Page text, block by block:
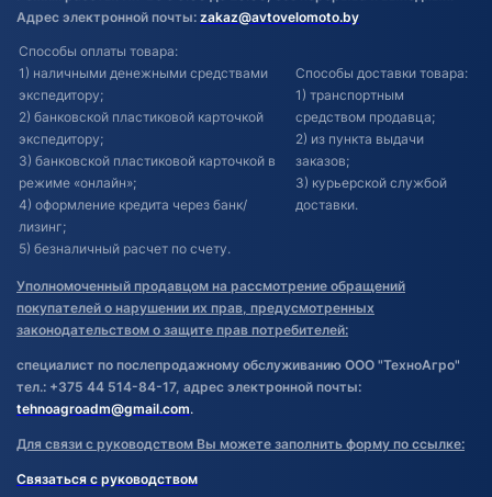
Адрес электронной почты: zakaz@avtovelomoto.by
Способы оплаты товара:
1) наличными денежными средствами
экспедитору;
2) банковской пластиковой карточкой
экспедитору;
3) банковской пластиковой карточкой в
режиме «онлайн»;
4) оформление кредита через банк/
лизинг;
5) безналичный расчет по счету.
Способы доставки товара:
1) транспортным
средством продавца;
2) из пункта выдачи
заказов;
3) курьерской службой
доставки.
Уполномоченный продавцом на рассмотрение обращений
покупателей о нарушении их прав, предусмотренных
законодательством о защите прав потребителей:
специалист по послепродажному обслуживанию ООО "ТехноАгро"
тел.: +375 44 514-84-17, адрес электронной почты:
tehnoagroadm@gmail.com.
Для связи с руководством Вы можете заполнить форму по ссылке:
Связаться с руководством